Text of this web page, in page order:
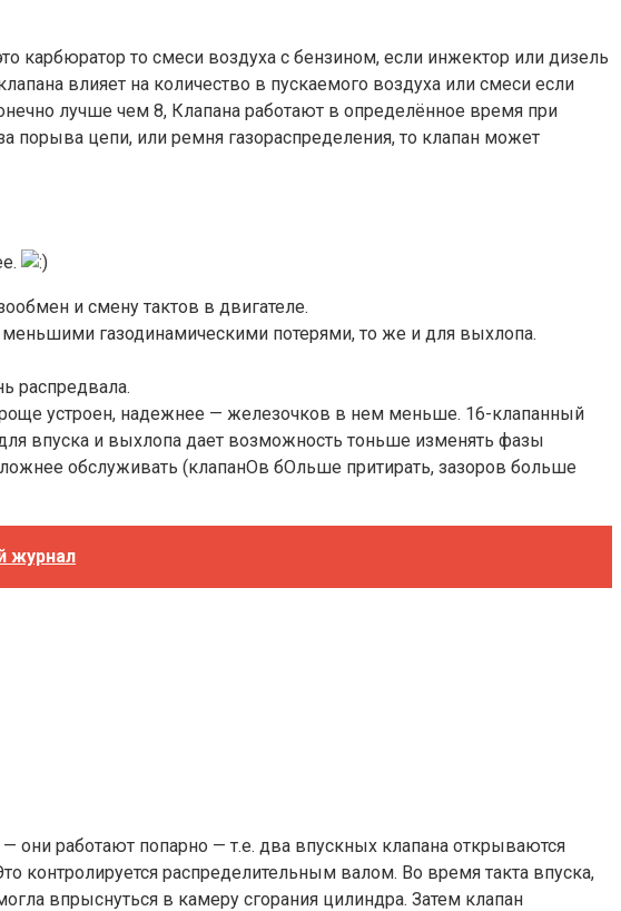
карбюратор то смеси воздуха с бензином, если инжектор или дизель
влияет на количество в пускаемого воздуха или смеси если
лучше чем 8, Клапана работают в определённое время при
порыва цепи, или ремня газораспределения, то клапан может
и смену тактов в двигателе.
газодинамическими потерями, то же и для выхлопа.
распредвала.
устроен, надежнее — железочков в нем меньше. 16-клапанный
впуска и выхлопа дает возможность тоньше изменять фазы
обслуживать (клапанОв бОльше притирать, зазоров больше
журнал
работают попарно — т.е. два впускных клапана открываются
распределительным валом. Во время такта впуска,
впрыснуться в камеру сгорания цилиндра. Затем клапан